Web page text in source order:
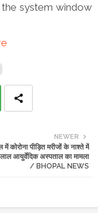
system window
NEWER
में कोरोना पीड़ित मरीजों के नाश्ते में
आयुर्वेदिक अस्पताल का मामला
/ BHOPAL NEWS